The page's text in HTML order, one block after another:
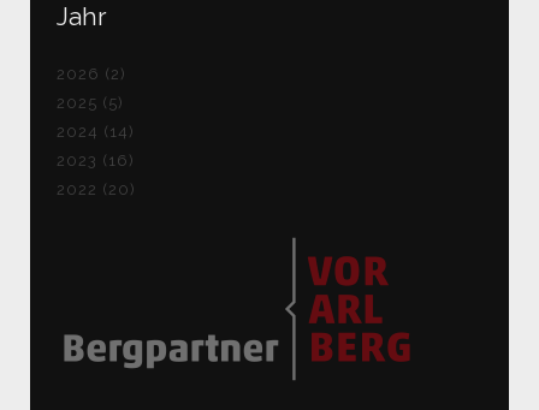
Jahr
2026 (2)
2025 (5)
2024 (14)
2023 (16)
2022 (20)